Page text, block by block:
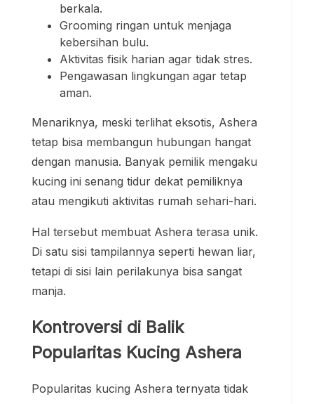
berkala.
Grooming ringan untuk menjaga
kebersihan bulu.
Aktivitas fisik harian agar tidak stres.
Pengawasan lingkungan agar tetap
aman.
Menariknya, meski terlihat eksotis, Ashera
tetap bisa membangun hubungan hangat
dengan manusia. Banyak pemilik mengaku
kucing ini senang tidur dekat pemiliknya
atau mengikuti aktivitas rumah sehari-hari.
Hal tersebut membuat Ashera terasa unik.
Di satu sisi tampilannya seperti hewan liar,
tetapi di sisi lain perilakunya bisa sangat
manja.
Kontroversi di Balik
Popularitas Kucing Ashera
Popularitas kucing Ashera ternyata tidak